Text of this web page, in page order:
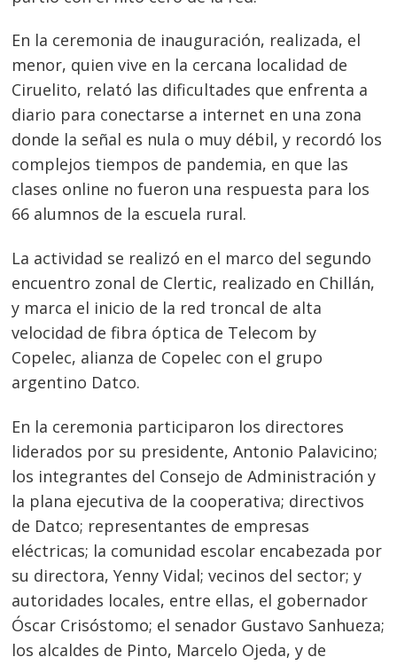
En la ceremonia de inauguración, realizada, el
menor, quien vive en la cercana localidad de
Ciruelito, relató las dificultades que enfrenta a
diario para conectarse a internet en una zona
donde la señal es nula o muy débil, y recordó los
complejos tiempos de pandemia, en que las
clases online no fueron una respuesta para los
66 alumnos de la escuela rural.
La actividad se realizó en el marco del segundo
encuentro zonal de Clertic, realizado en Chillán,
y marca el inicio de la red troncal de alta
velocidad de fibra óptica de Telecom by
Copelec, alianza de Copelec con el grupo
argentino Datco.
En la ceremonia participaron los directores
liderados por su presidente, Antonio Palavicino;
los integrantes del Consejo de Administración y
la plana ejecutiva de la cooperativa; directivos
de Datco; representantes de empresas
eléctricas; la comunidad escolar encabezada por
su directora, Yenny Vidal; vecinos del sector; y
autoridades locales, entre ellas, el gobernador
Óscar Crisóstomo; el senador Gustavo Sanhueza;
los alcaldes de Pinto, Marcelo Ojeda, y de